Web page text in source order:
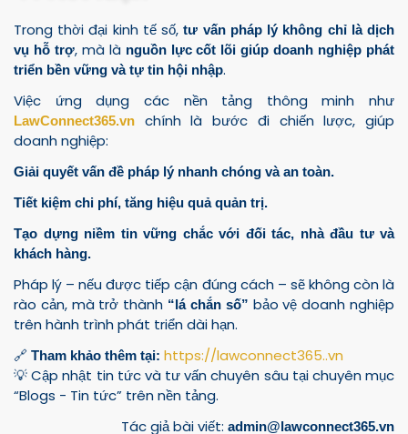
Trong thời đại kinh tế số,tư vấn pháp lý không chỉ là dịch
vụ hỗ trợ, mà là nguồn lực cốt lõi giúp doanh nghiệp phát
triển bền vững và tự tin hội nhập.
Việc ứng dụng các nền tảng thông minh như
LawConnect365.vn
chính là bước đi chiến lược, giúp
doanh nghiệp:
Giải quyết vấn đề pháp lý nhanh chóng và an toàn.
Tiết kiệm chi phí, tăng hiệu quả quản trị.
Tạo dựng niềm tin vững chắc với đối tác, nhà đầu tư và
khách hàng.
Pháp lý – nếu được tiếp cận đúng cách – sẽ không còn là
rào cản, mà trở thành “lá chắn số” bảo vệ doanh nghiệp
trên hành trình phát triển dài hạn.
🔗 Tham khảo thêm tại: https://lawconnect365..vn
💡 Cập nhật tin tức và tư vấn chuyên sâu tại chuyên mục
“Blogs - Tin tức” trên nền tảng.
Tác giả bài viết: admin@lawconnect365.vn